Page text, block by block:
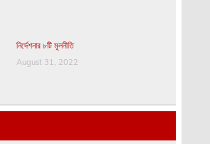
নির্দেশনার ৮টি মূলনীতি
August 31, 2022